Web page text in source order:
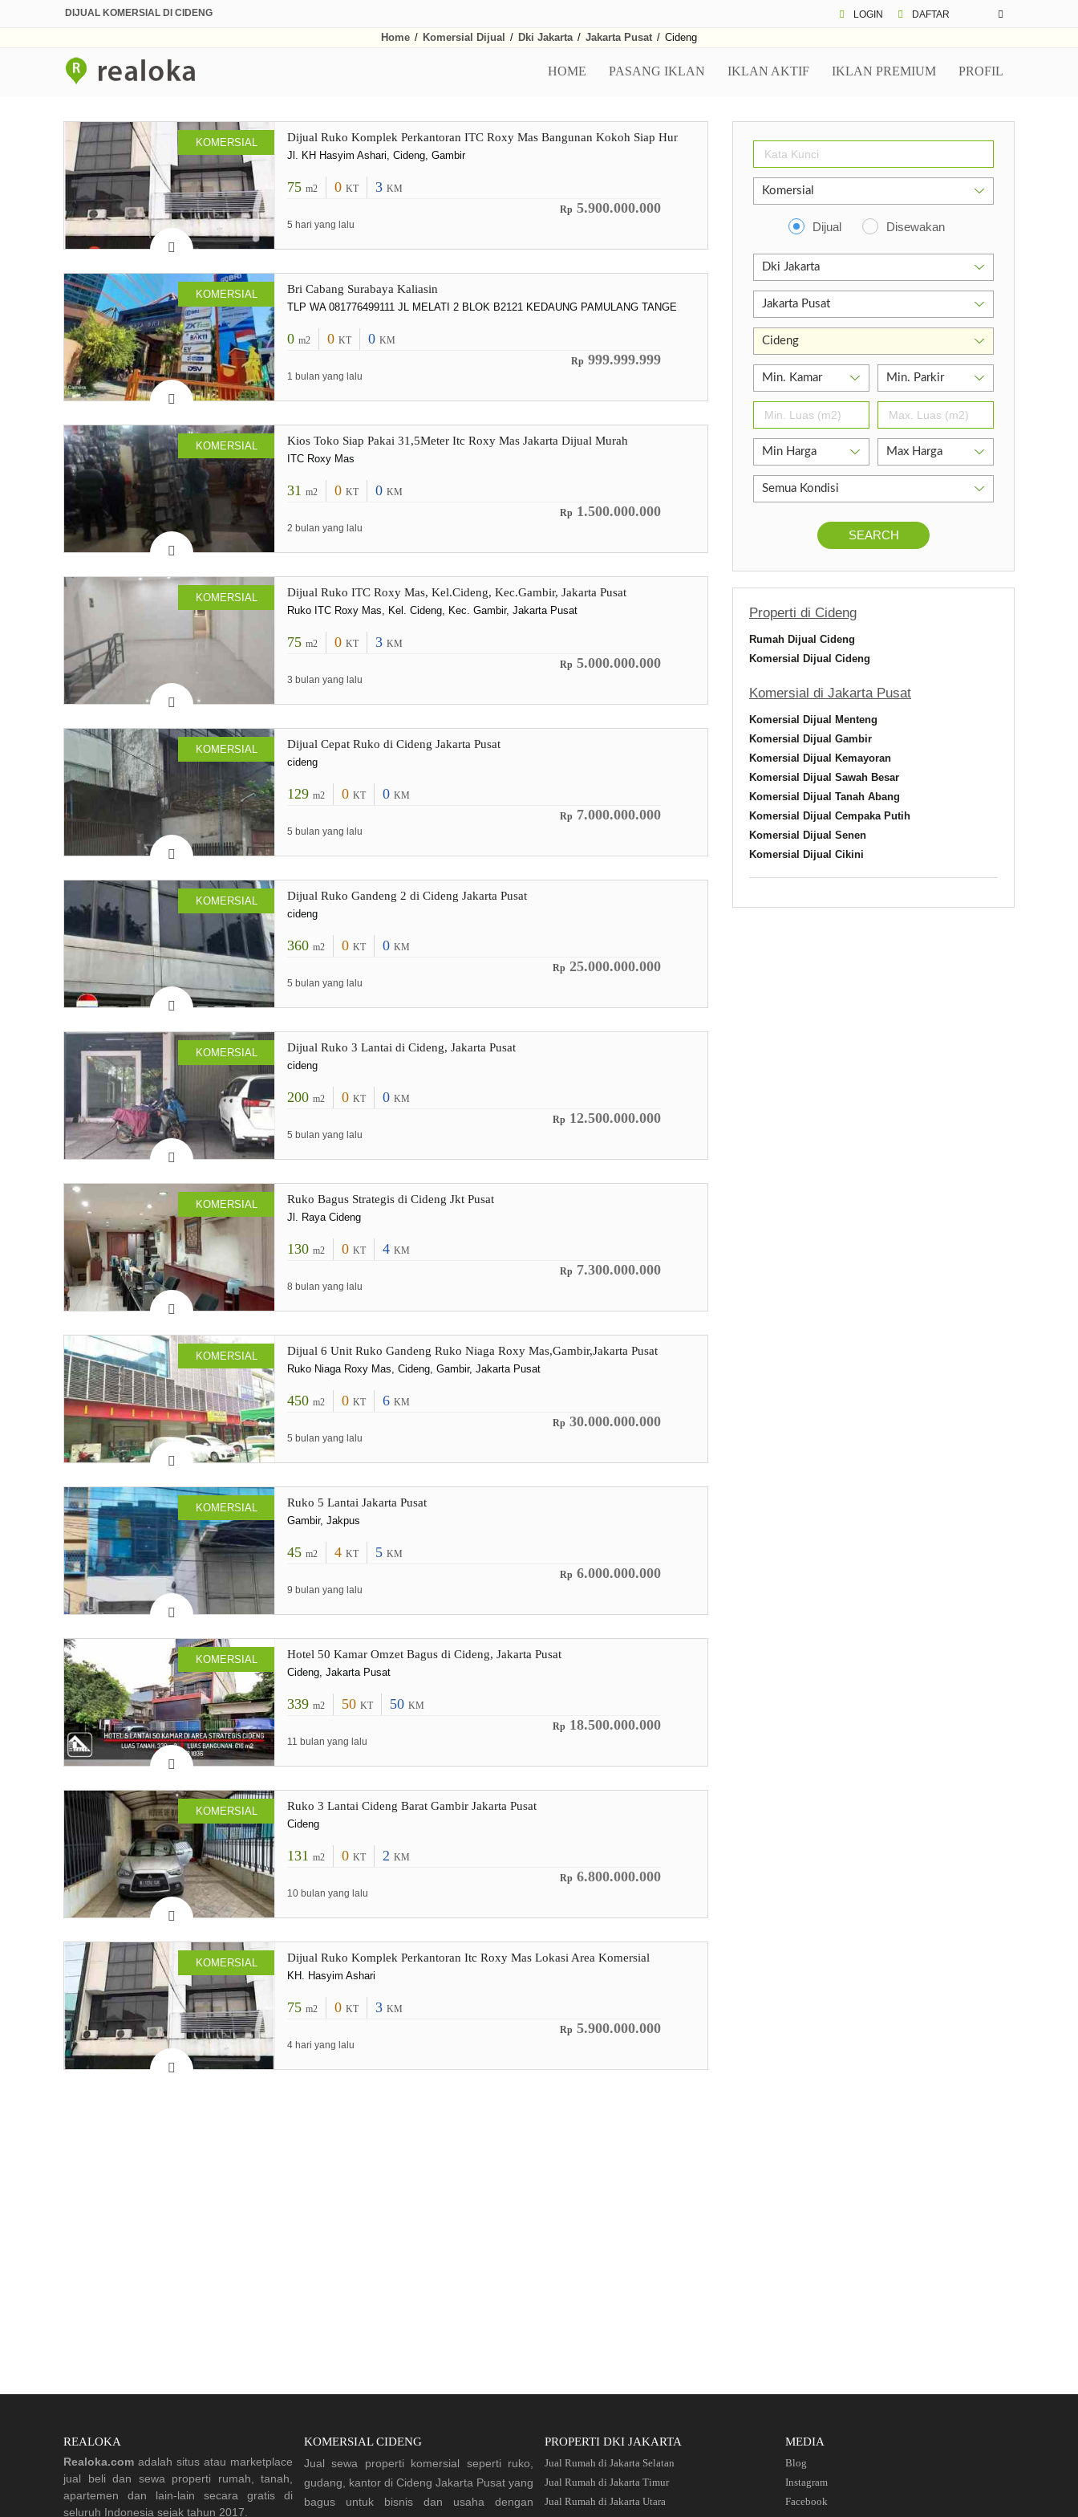
DIJUAL KOMERSIAL DI CIDENG LOGIN DAFTAR
Home / Komersial Dijual / Dki Jakarta / Jakarta Pusat / Cideng
HOME PASANG IKLAN IKLAN AKTIF IKLAN PREMIUM PROFIL
KOMERSIAL Dijual Ruko Komplek Perkantoran ITC Roxy Mas Bangunan Kokoh Siap Huni
Jl. KH Hasyim Ashari, Cideng, Gambir
75 m2 0 KT 3 KM
Rp 5.900.000.000
5 hari yang lalu
KOMERSIAL Bri Cabang Surabaya Kaliasin
TLP WA 081776499111 JL MELATI 2 BLOK B2121 KEDAUNG PAMULANG TANGERANG
0 m2 0 KT 0 KM
Rp 999.999.999
1 bulan yang lalu
KOMERSIAL Kios Toko Siap Pakai 31,5Meter Itc Roxy Mas Jakarta Dijual Murah
ITC Roxy Mas
31 m2 0 KT 0 KM
Rp 1.500.000.000
2 bulan yang lalu
KOMERSIAL Dijual Ruko ITC Roxy Mas, Kel.Cideng, Kec.Gambir, Jakarta Pusat
Ruko ITC Roxy Mas, Kel. Cideng, Kec. Gambir, Jakarta Pusat
75 m2 0 KT 3 KM
Rp 5.000.000.000
3 bulan yang lalu
KOMERSIAL Dijual Cepat Ruko di Cideng Jakarta Pusat
cideng
129 m2 0 KT 0 KM
Rp 7.000.000.000
5 bulan yang lalu
KOMERSIAL Dijual Ruko Gandeng 2 di Cideng Jakarta Pusat
cideng
360 m2 0 KT 0 KM
Rp 25.000.000.000
5 bulan yang lalu
KOMERSIAL Dijual Ruko 3 Lantai di Cideng, Jakarta Pusat
cideng
200 m2 0 KT 0 KM
Rp 12.500.000.000
5 bulan yang lalu
KOMERSIAL Ruko Bagus Strategis di Cideng Jkt Pusat
Jl. Raya Cideng
130 m2 0 KT 4 KM
Rp 7.300.000.000
8 bulan yang lalu
KOMERSIAL Dijual 6 Unit Ruko Gandeng Ruko Niaga Roxy Mas,Gambir,Jakarta Pusat
Ruko Niaga Roxy Mas, Cideng, Gambir, Jakarta Pusat
450 m2 0 KT 6 KM
Rp 30.000.000.000
5 bulan yang lalu
KOMERSIAL Ruko 5 Lantai Jakarta Pusat
Gambir, Jakpus
45 m2 4 KT 5 KM
Rp 6.000.000.000
9 bulan yang lalu
KOMERSIAL Hotel 50 Kamar Omzet Bagus di Cideng, Jakarta Pusat
Cideng, Jakarta Pusat
339 m2 50 KT 50 KM
Rp 18.500.000.000
11 bulan yang lalu
KOMERSIAL Ruko 3 Lantai Cideng Barat Gambir Jakarta Pusat
Cideng
131 m2 0 KT 2 KM
Rp 6.800.000.000
10 bulan yang lalu
KOMERSIAL Dijual Ruko Komplek Perkantoran Itc Roxy Mas Lokasi Area Komersial
KH. Hasyim Ashari
75 m2 0 KT 3 KM
Rp 5.900.000.000
4 hari yang lalu
Dijual Disewakan
SEARCH
Properti di Cideng
Rumah Dijual Cideng
Komersial Dijual Cideng
Komersial di Jakarta Pusat
Komersial Dijual Menteng
Komersial Dijual Gambir
Komersial Dijual Kemayoran
Komersial Dijual Sawah Besar
Komersial Dijual Tanah Abang
Komersial Dijual Cempaka Putih
Komersial Dijual Senen
Komersial Dijual Cikini
REALOKA
Realoka.com adalah situs atau marketplace
jual beli dan sewa properti rumah, tanah,
apartemen dan lain-lain secara gratis di
seluruh Indonesia sejak tahun 2017.
KOMERSIAL CIDENG
Jual sewa properti komersial seperti ruko,
gudang, kantor di Cideng Jakarta Pusat yang
bagus untuk bisnis dan usaha dengan
PROPERTI DKI JAKARTA
Jual Rumah di Jakarta Selatan
Jual Rumah di Jakarta Timur
Jual Rumah di Jakarta Utara
MEDIA
Blog
Instagram
Facebook